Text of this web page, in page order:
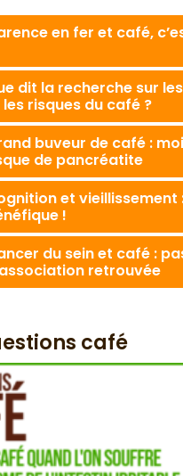
en fer et café,
dit la recherche sur
risques du café ?
buveur de café :
de pancréatite
et vieillissement
!
du sein et café :
retrouvée
café